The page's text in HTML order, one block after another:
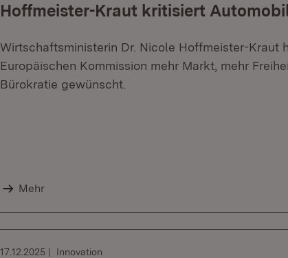
Hoffmeister-Kraut kritisiert
Wirtschaftsministerin Dr. Nicole Hoffmeister-
Europäischen Kommission mehr Markt, mehr
Bürokratie gewünscht.
Mehr
17.12.2025 Innovation